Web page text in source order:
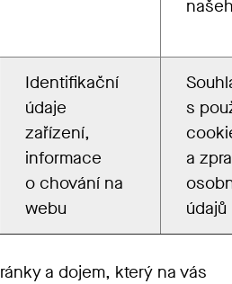
Identifikační
údaje
zařízení,
informace
o chování na
webu
s
a
údajů
a dojem, který na vás